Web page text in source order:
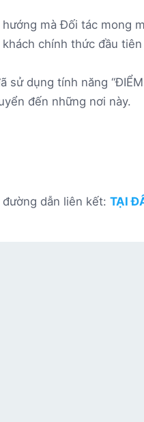
mà Đối tác mong
chính thức đầu
dụng tính năng “ĐIỂM
đến những nơi này.
dẫn liên kết: TẠI